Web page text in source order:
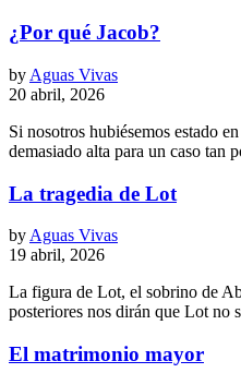
¿Por qué Jacob?
by Aguas Vivas
20 abril, 2026
Si nosotros hubiésemos estado
demasiado alta para un caso
La tragedia de Lot
by Aguas Vivas
19 abril, 2026
La figura de Lot, el sobrino de
posteriores nos dirán que Lot
El matrimonio mayor